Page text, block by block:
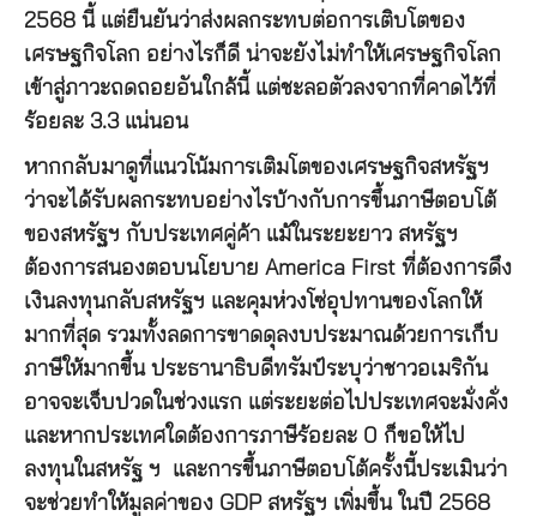
2568 นี้ แต่ยืนยันว่าส่งผลกระทบต่อการเติบโตของ
เศรษฐกิจโลก อย่างไรก็ดี น่าจะยังไม่ทำให้เศรษฐกิจโลก
เข้าสู่ภาวะถดถอยอันใกล้นี้ แต่ชะลอตัวลงจากที่คาดไว้ที่
ร้อยละ 3.3 แน่นอน
หากกลับมาดูที่แนวโน้มการเติมโตของเศรษฐกิจสหรัฐฯ
ว่าจะได้รับผลกระทบอย่างไรบ้างกับการขึ้นภาษีตอบโต้
ของสหรัฐฯ กับประเทศคู่ค้า แม้ในระยะยาว สหรัฐฯ
ต้องการสนองตอบนโยบาย America First ที่ต้องการดึง
เงินลงทุนกลับสหรัฐฯ และคุมห่วงโซ่อุปทานของโลกให้
มากที่สุด รวมทั้งลดการขาดดุลงบประมาณด้วยการเก็บ
ภาษีให้มากขึ้น ประธานาธิบดีทรัมป์ระบุว่าชาวอเมริกัน
อาจจะเจ็บปวดในช่วงแรก แต่ระยะต่อไปประเทศจะมั่งคั่ง
และหากประเทศใดต้องการภาษีร้อยละ 0 ก็ขอให้ไป
ลงทุนในสหรัฐ ฯ และการขึ้นภาษีตอบโต้ครั้งนี้ประเมินว่า
จะช่วยทำให้มูลค่าของ GDP สหรัฐฯ เพิ่มขึ้น ในปี 2568